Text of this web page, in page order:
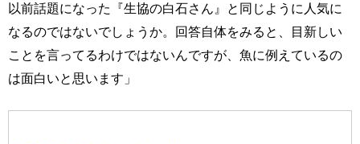
以前話題になった『生協の白石さん』と同じように人気に
なるのではないでしょうか。回答自体をみると、目新しい
ことを言ってるわけではないんですが、魚に例えているの
は面白いと思います」